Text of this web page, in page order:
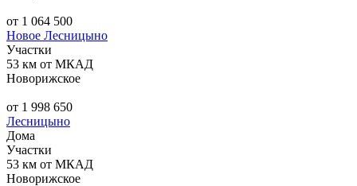
от 1 064 500
Новое Лесницыно
Участки
53 км от МКАД
Новорижское
от 1 998 650
Лесницыно
Дома
Участки
53 км от МКАД
Новорижское